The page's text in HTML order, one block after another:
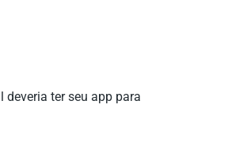
deveria ter seu app para